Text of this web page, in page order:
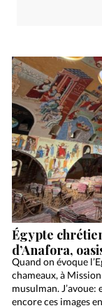
Égypte
d’Anafora,
Quand on évoque
chameaux, à
musulman.
encore ces images